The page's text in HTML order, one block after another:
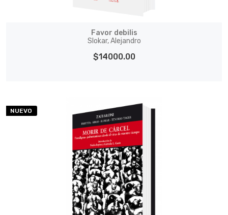
Favor debilis
Slokar, Alejandro
$14000.00
NUEVO